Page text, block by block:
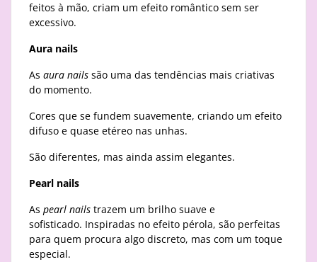
feitos à mão, criam um efeito romântico sem ser
excessivo.
Aura nails
As aura nails são uma das tendências mais criativas
do momento.
Cores que se fundem suavemente, criando um efeito
difuso e quase etéreo nas unhas.
São diferentes, mas ainda assim elegantes.
Pearl nails
As pearl nails trazem um brilho suave e
sofisticado. Inspiradas no efeito pérola, são perfeitas
para quem procura algo discreto, mas com um toque
especial.